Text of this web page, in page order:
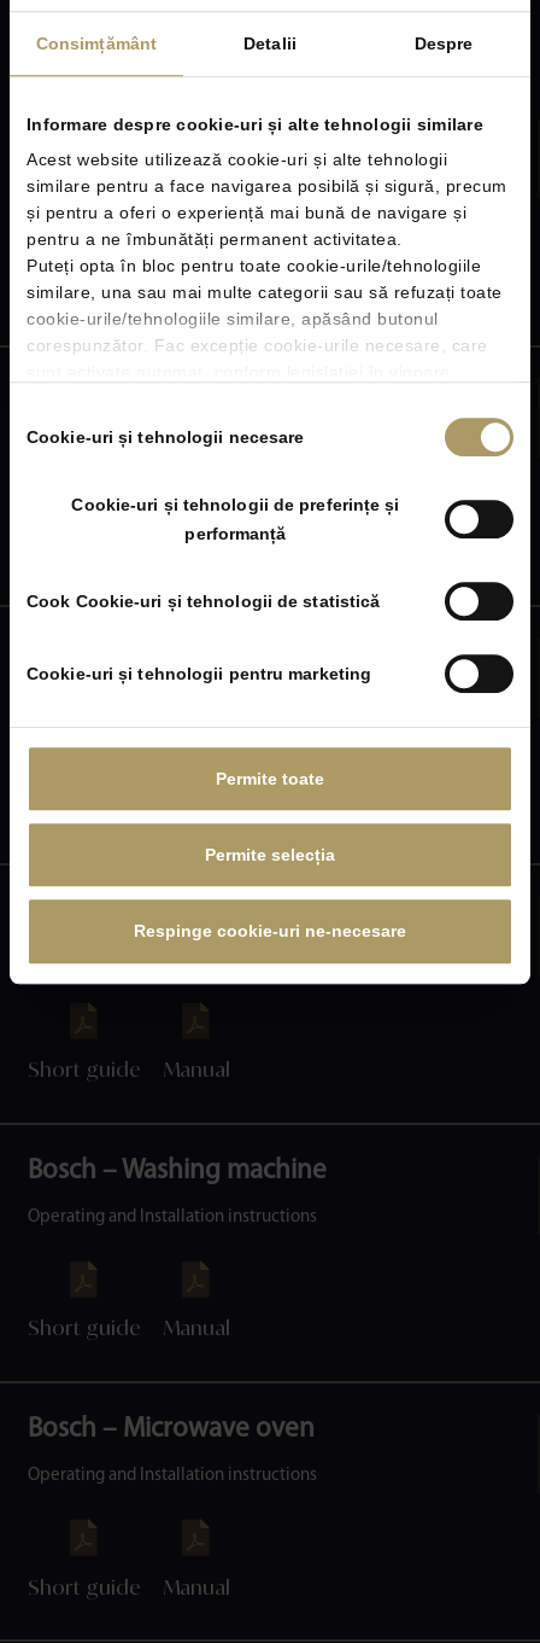
Consimțământ Detalii Despre
Informare despre cookie-uri și alte tehnologii similare
Acest website utilizează cookie-uri și alte tehnologii
similare pentru a face navigarea posibilă și sigură, precum
și pentru a oferi o experiență mai bună de navigare și
pentru a ne îmbunătăți permanent activitatea.
Puteți opta în bloc pentru toate cookie-urile/tehnologiile
similare, una sau mai multe categorii sau să refuzați toate
cookie-urile/tehnologiile similare, apăsând butonul
corespunzător. Fac excepție cookie-urile necesare, care
consimțământului
Cookie-uri și tehnologii necesare
Cookie-uri și tehnologii de preferințe și
performanță
Cook Cookie-uri și tehnologii de statistică
Cookie-uri și tehnologii pentru marketing
Permite toate
Permite selecția
Respinge cookie-uri ne-necesare
Stejarii Collection
Bosch – Ceramic Hobs
Operating and Installation instructions
Short guide Manual
Operating and Installation instructions
Manual
Short guide Manual
Operating and Installation instructions
Short guide Manual
Bosch – Washing machine
Operating and Installation instructions
Short guide Manual
Bosch – Microwave oven
Operating and Installation instructions
Short guide Manual